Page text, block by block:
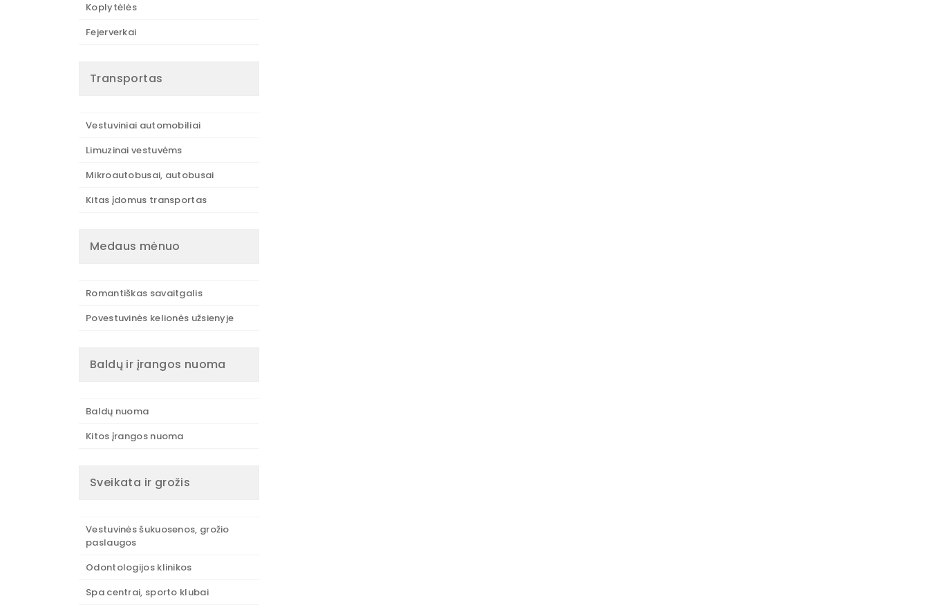
Koplytėlės
Fejerverkai
Transportas
Vestuviniai automobiliai
Limuzinai vestuvėms
Mikroautobusai, autobusai
Kitas įdomus transportas
Medaus mėnuo
Romantiškas savaitgalis
Povestuvinės kelionės užsienyje
Baldų ir įrangos nuoma
Baldų nuoma
Kitos įrangos nuoma
Sveikata ir grožis
Vestuvinės šukuosenos, grožio
paslaugos
Odontologijos klinikos
Spa centrai, sporto klubai